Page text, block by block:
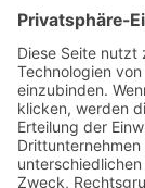
Öffnungszeiten